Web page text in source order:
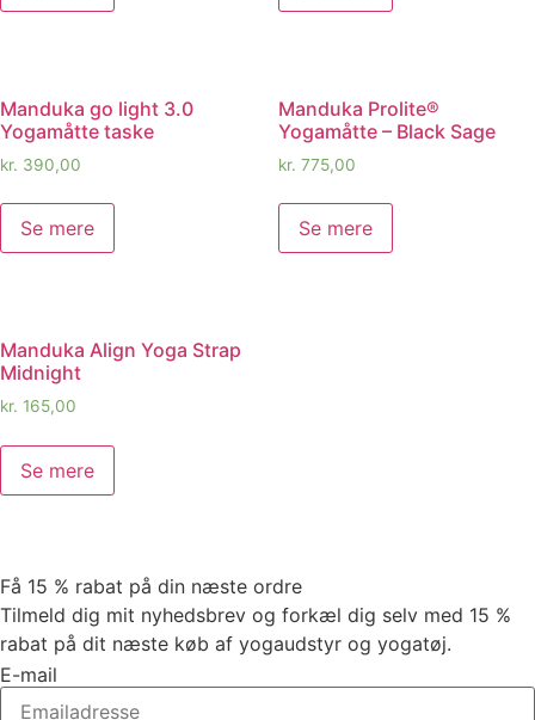
Manduka go light 3.0
Yogamåtte taske
kr. 390,00
Se mere
Manduka Prolite®
Yogamåtte – Black Sage
kr. 775,00
Se mere
Manduka Align Yoga Strap
Midnight
kr. 165,00
Se mere
Få 15 % rabat på din næste ordre
Tilmeld dig mit nyhedsbrev og forkæl dig selv med 15 %
rabat på dit næste køb af yogaudstyr og yogatøj.
E-mail